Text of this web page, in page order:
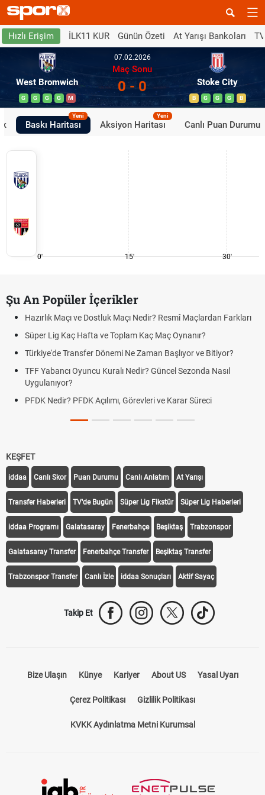
Hızlı Erişim İLK11 KUR Günün Özeti At Yarışı Bankoları
West Bromwich
G G G G M
07.02.2026
Maç Sonu
0 - 0 Stoke City
B G G G B
Baskı Haritası
Yeni
Aksiyon Haritası
Yeni
Canlı Puan Durumu
0' 15' 30'
Şu An Popüler İçerikler
Hazırlık Maçı ve Dostluk Maçı Nedir? Resmî Maçlardan Farkları
Süper Lig Kaç Hafta ve Toplam Kaç Maç Oynanır?
Türkiye'de Transfer Dönemi Ne Zaman Başlıyor ve Bitiyor?
TFF Yabancı Oyuncu Kuralı Nedir? Güncel Sezonda Nasıl
Uygulanıyor?
PFDK Nedir? PFDK Açılımı, Görevleri ve Karar Süreci
KEŞFET
iddaa Canlı Skor Puan Durumu Canlı Anlatım At Yarışı
Transfer Haberleri TV'de Bugün Süper Lig Fikstür Süper Lig Haberleri
iddaa Programı Galatasaray Fenerbahçe Beşiktaş Trabzonspor
Galatasaray Transfer Fenerbahçe Transfer Beşiktaş Transfer
Trabzonspor Transfer Canlı İzle iddaa Sonuçları Aktif Sayaç
Takip Et
Bize Ulaşın Künye Kariyer About US Yasal Uyarı
Çerez Politikası Gizlilik Politikası
KVKK Aydınlatma Metni Kurumsal